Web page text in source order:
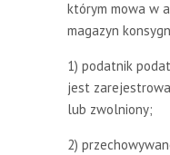
którym mowa w
magazyn
1) podatnik
jest
lub zwolniony;
2)